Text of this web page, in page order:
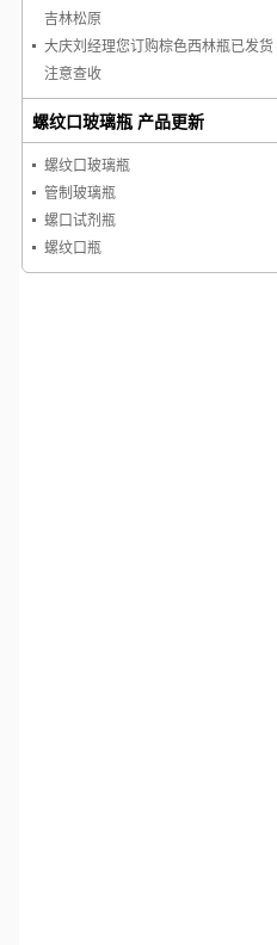
吉林松原
大庆刘经理您订购棕色西林瓶已发货
注意查收
螺纹口玻璃瓶 产品更新
螺纹口玻璃瓶
管制玻璃瓶
螺口试剂瓶
螺纹口瓶